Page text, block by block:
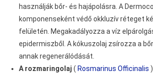
használják bőr- és hajápolásra. A
komponenseként védő okkluzív réteget
felületén. Megakadályozza a víz
epidermiszből. A kókuszolaj zsírozza a
annak regenerálódását.
A rozmaringolaj ( Rosmarinus Officinalis